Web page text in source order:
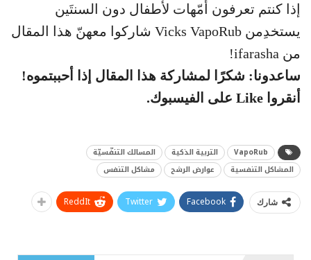
إذا كنتم تعرفون أمّهات لأطفال دون السنتَين
يستخدِمن Vicks VapoRub شاركوا معهنّ هذا المقال
من ifarasha!
ساعدونا: شكرًا لمشاركة هذا المقال إذا أحببتموه!
أنقروا Like على الفيسبوك.
VapoRub التربية الذكية
المسالك التنفّسيّة
المشاكل التنفسية
عوارض الرشح مشاكل التنفس
شارك Facebook
Twitter
ReddIt